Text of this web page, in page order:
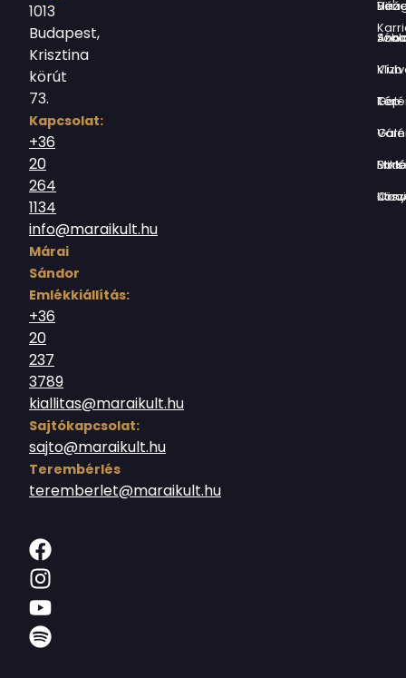
1013
Budapest,
Krisztina
körút
73.
Kapcsolat:
+36
20
264
1134
info@maraikult.hu
Márai
Sándor
Emlékkiállítás:
+36
20
237
3789
kiallitas@maraikult.hu
Sajtókapcsolat:
sajto@maraikult.hu
Terembérlés
teremberlet@maraikult.hu
Virág Benedek Ház
Jókai Anna
Vízivárosi Klub
Tér-Kép
Várnegyed
Borsos
Országház